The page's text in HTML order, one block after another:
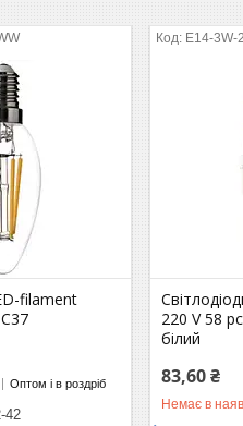
filament
Оптом і в роздріб
42
E14-3W-
220 V 58
білий
83,60 ₴
Немає в